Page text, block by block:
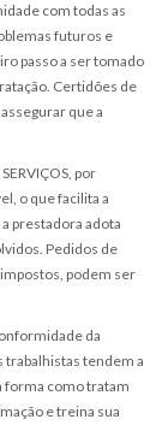
com todas as
futuros e
passo a ser tomado
Certidões de
que a
por
o que facilita a
prestadora adota
Pedidos de
podem ser
da
trabalhistas tendem a
forma como tratam
e treina sua